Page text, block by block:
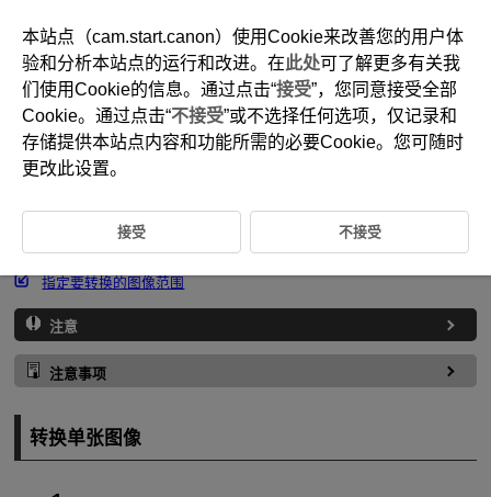
D375-151
将HEIF转换为JPEG
指定要转换的图像范围
注意
注意事项
转换单张图像
本站点（cam.start.canon）使用Cookie来改善您的用户体
验和分析本站点的运行和改进。在此处可了解更多有关我
们使用Cookie的信息。通过点击“接受”，您同意接受全部
Cookie。通过点击“不接受”或不选择任何选项，仅记录和
存储提供本站点内容和功能所需的必要Cookie。您可随时
更改此设置。
接受 不接受